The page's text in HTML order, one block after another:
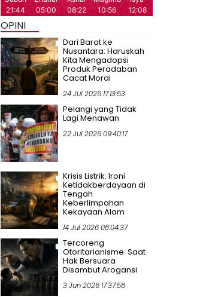
OPINI
Dari Barat ke
Nusantara: Haruskah
Kita Mengadopsi
Produk Peradaban
Cacat Moral
24 Jul 2026 17:13:53
Pelangi yang Tidak
Lagi Menawan
22 Jul 2026 09:40:17
Krisis Listrik: Ironi
Ketidakberdayaan di
Tengah
Keberlimpahan
Kekayaan Alam
14 Jul 2026 08:04:37
Tercoreng
Otoritarianisme: Saat
Hak Bersuara
Disambut Arogansi
3 Jun 2026 17:37:58